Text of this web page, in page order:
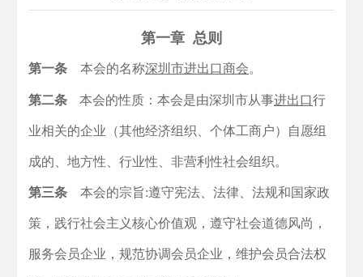
第一章 总则
第一条 本会的名称深圳市进出口商会。
第二条 本会的性质：本会是由深圳市从事进出口行
业相关的企业（其他经济组织、个体工商户）自愿组
成的、地方性、行业性、非营利性社会组织。
第三条 本会的宗旨:遵守宪法、法律、法规和国家政
策，践行社会主义核心价值观，遵守社会道德风尚，
服务会员企业，规范协调会员企业，维护会员合法权